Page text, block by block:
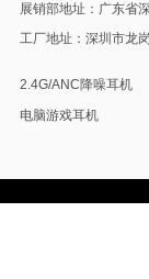
展销部地址：广东省
工厂地址：深圳市龙
2.4G/ANC降噪耳机
电脑游戏耳机